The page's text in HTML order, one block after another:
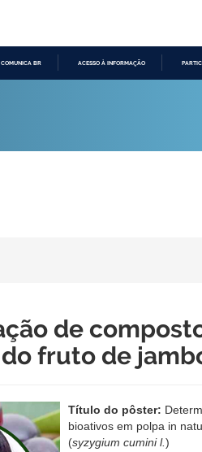
COMUNICA BR ACESSO À INFORMAÇÃO
de
fruto de
Título do pôster:
bioativos em polpa in
(syzygium cumini l.)